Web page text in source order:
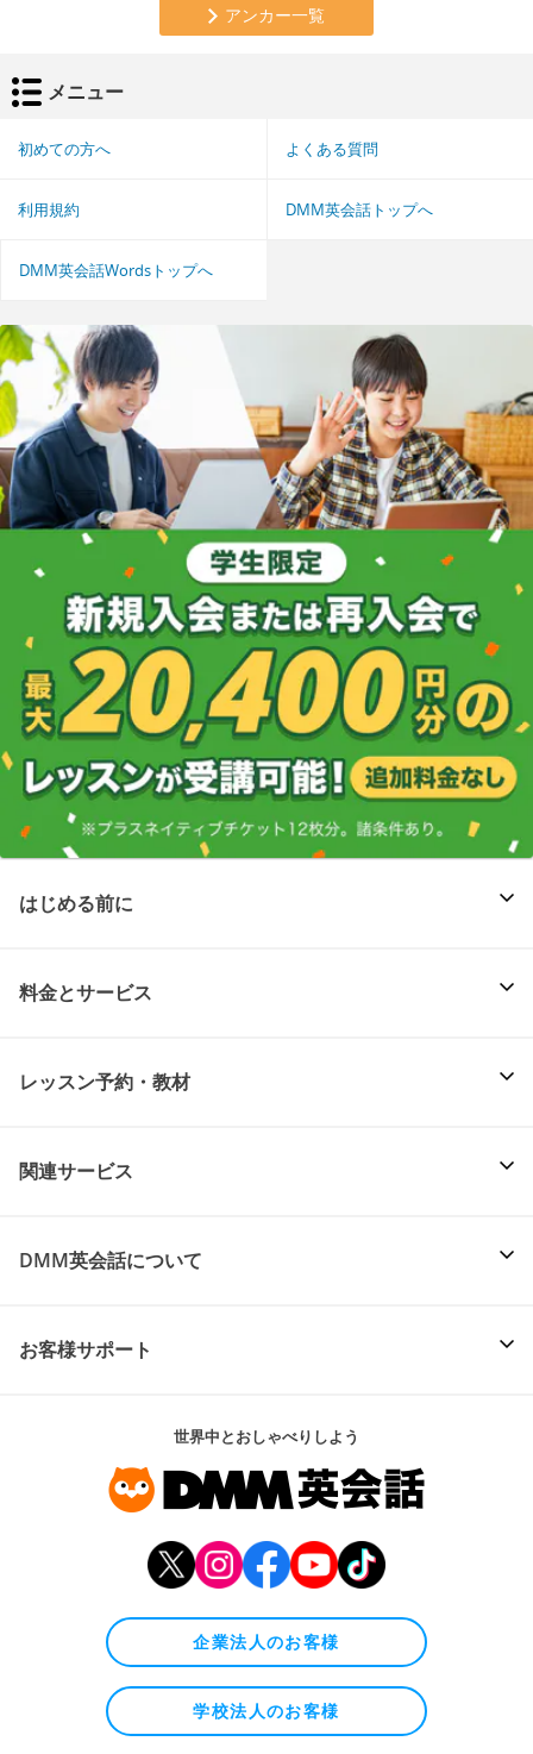
アンカー一覧
メニュー
初めての方へ よくある質問
利用規約 DMM英会話トップへ
DMM英会話Wordsトップへ
はじめる前に
料金とサービス
レッスン予約・教材
関連サービス
DMM英会話について
お客様サポート
世界中とおしゃべりしよう
企業法人のお客様
学校法人のお客様